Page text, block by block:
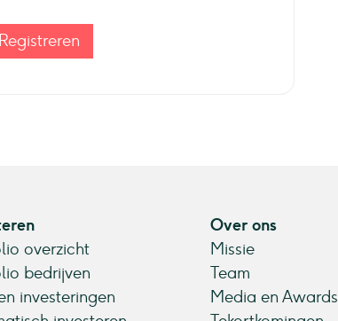
Registreren
overzicht
bedrijven
investeringen
Over ons
Missie
Team
Media en Awards